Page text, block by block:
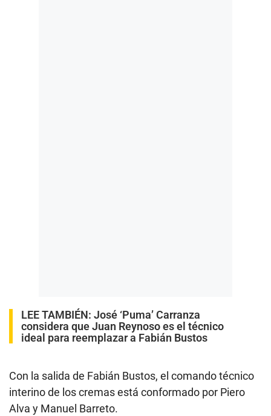
LEE TAMBIÉN: José ‘Puma’ Carranza
considera que Juan Reynoso es el técnico
ideal para reemplazar a Fabián Bustos
Con la salida de Fabián Bustos, el comando técnico
interino de los cremas está conformado por Piero
Alva y Manuel Barreto.